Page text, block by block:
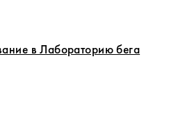
в Лабораторию бега